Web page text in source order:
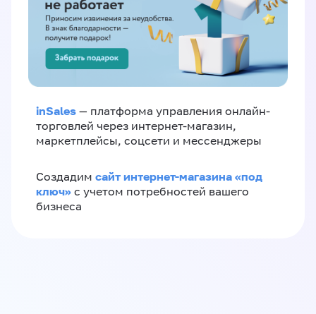
inSales — платформа управления онлайн-
торговлей через интернет-магазин,
маркетплейсы, соцсети и мессенджеры
Создадим сайт интернет-магазина «под
ключ» с учетом потребностей вашего
бизнеса